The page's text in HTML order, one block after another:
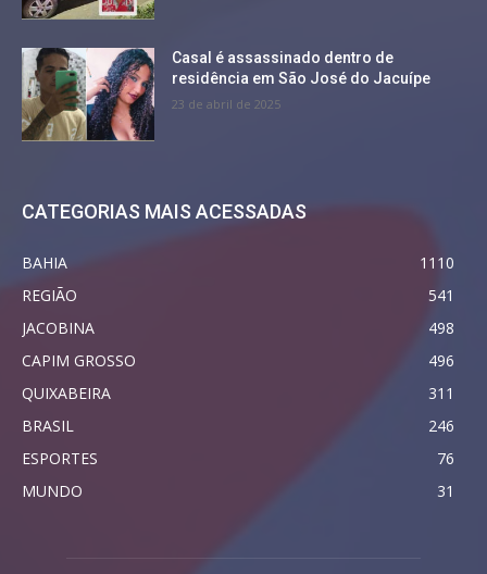
Casal é assassinado dentro de
residência em São José do Jacuípe
23 de abril de 2025
CATEGORIAS MAIS ACESSADAS
BAHIA
1110
REGIÃO
541
JACOBINA
498
CAPIM GROSSO
496
QUIXABEIRA
311
BRASIL
246
ESPORTES
76
MUNDO
31